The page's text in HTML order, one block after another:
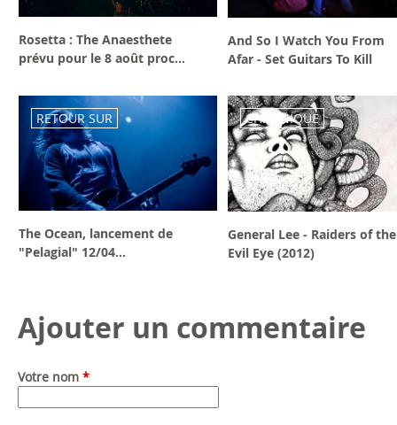
Rosetta : The Anaesthete
prévu pour le 8 août proc...
And So I Watch You From
Afar - Set Guitars To Kill
RETOUR SUR
The Ocean, lancement de
"Pelagial" 12/04...
CHRONIQUE
General Lee - Raiders of the
Evil Eye (2012)
Ajouter un commentaire
Votre nom *